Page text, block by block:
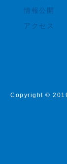
情報公開
アクセス
Copyright ©